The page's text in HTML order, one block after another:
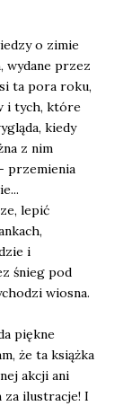
o zimie
wydane przez
ta pora roku,
i tych, które
kiedy
z nim
przemienia
lepić
i
śnieg pod
wiosna.
piękne
że ta książka
akcji ani
za ilustracje! I